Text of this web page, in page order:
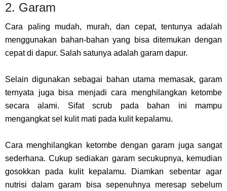
2. Garam
Cara paling mudah, murah, dan cepat, tentunya adalah
menggunakan bahan-bahan yang bisa ditemukan dengan
cepat di dapur. Salah satunya adalah garam dapur.
Selain digunakan sebagai bahan utama memasak, garam
ternyata juga bisa menjadi cara menghilangkan ketombe
secara alami. Sifat scrub pada bahan ini mampu
mengangkat sel kulit mati pada kulit kepalamu.
Cara menghilangkan ketombe dengan garam juga sangat
sederhana. Cukup sediakan garam secukupnya, kemudian
gosokkan pada kulit kepalamu. Diamkan sebentar agar
nutrisi dalam garam bisa sepenuhnya meresap sebelum